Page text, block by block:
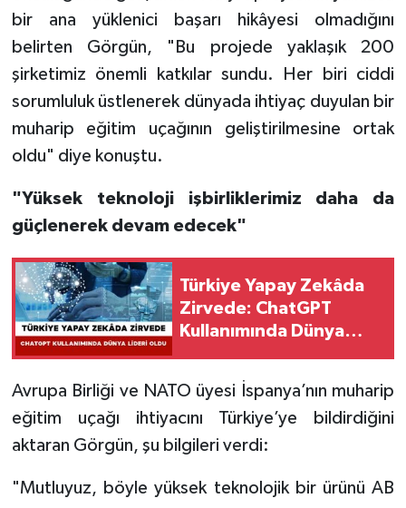
bir ana yüklenici başarı hikâyesi olmadığını
belirten Görgün, "Bu projede yaklaşık 200
şirketimiz önemli katkılar sundu. Her biri ciddi
sorumluluk üstlenerek dünyada ihtiyaç duyulan bir
muharip eğitim uçağının geliştirilmesine ortak
oldu" diye konuştu.
"Yüksek teknoloji işbirliklerimiz daha da
güçlenerek devam edecek"
Türkiye Yapay Zekâda
Zirvede: ChatGPT
Kullanımında Dünya
Avrupa Birliği ve NATO üyesi İspanya’nın muharip
eğitim uçağı ihtiyacını Türkiye’ye bildirdiğini
aktaran Görgün, şu bilgileri verdi:
"Mutluyuz, böyle yüksek teknolojik bir ürünü AB